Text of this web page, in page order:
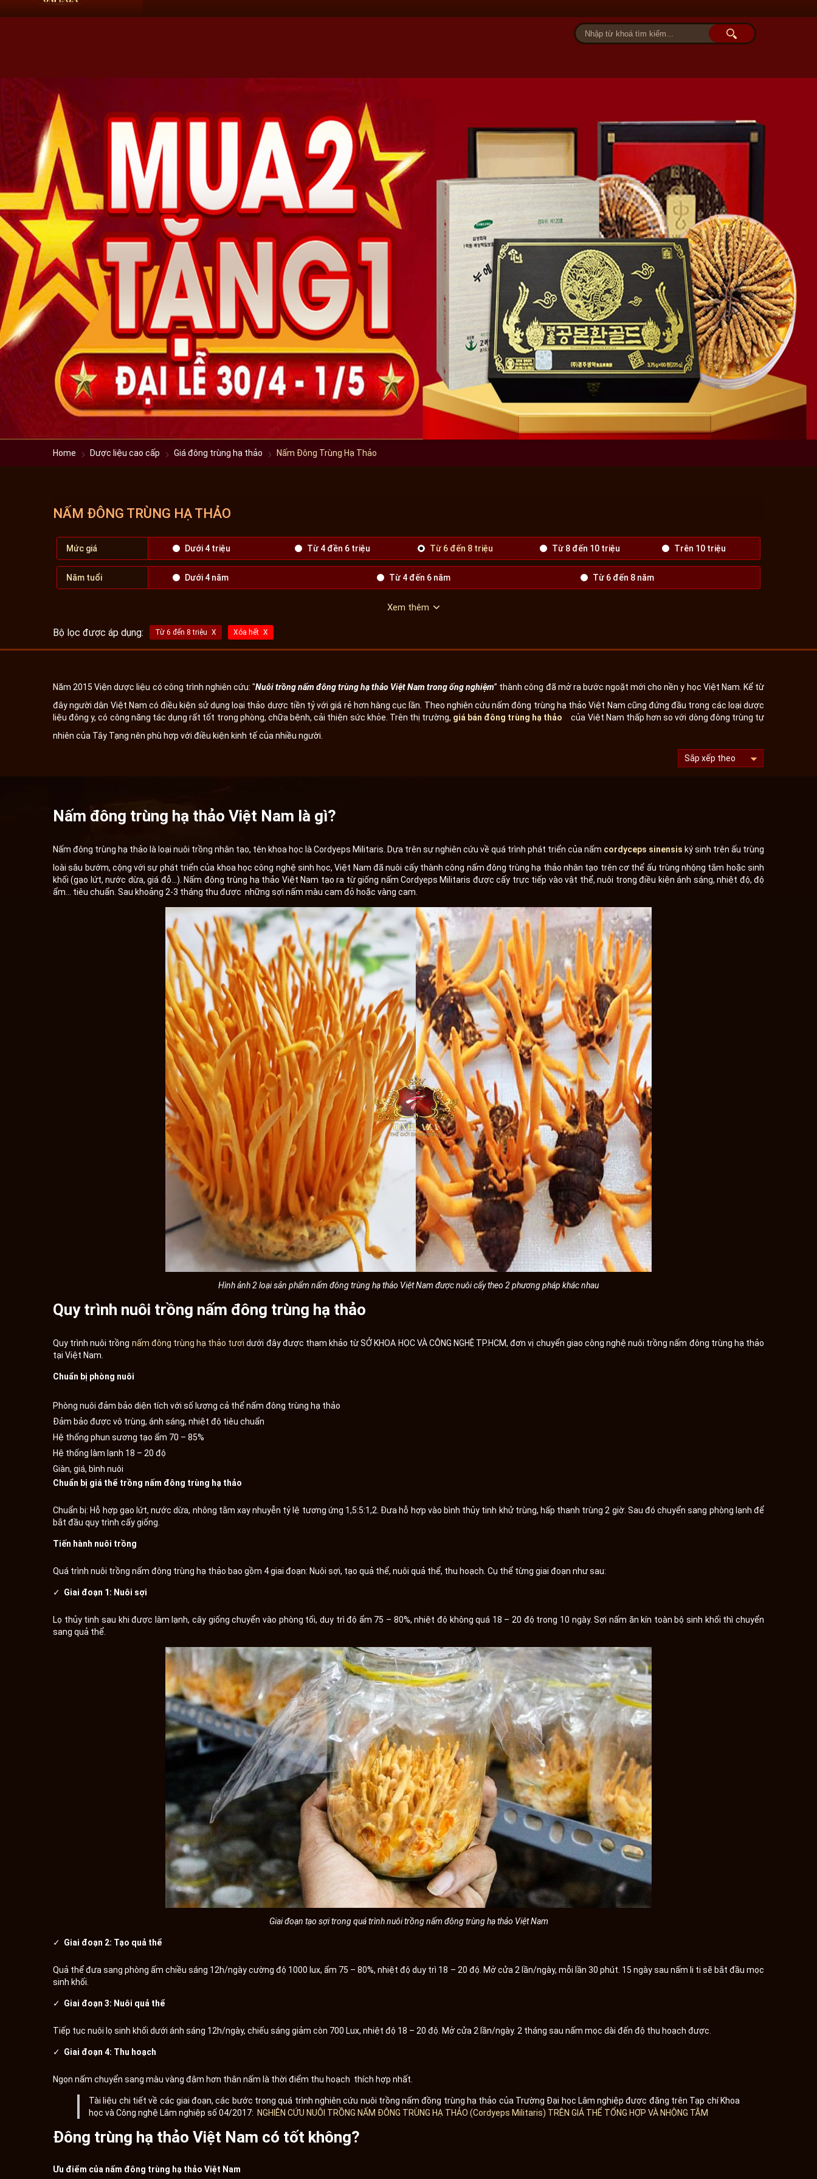
BANNER ĐÔNG TRÙNG PC
Home Dược liệu cao cấp Giá đông trùng hạ thảo Nấm Đông Trùng Hạ Thảo
NẤM ĐÔNG TRÙNG HẠ THẢO
Mức giá Dưới 4 triệu Từ 4 đền 6 triệu Từ 6 đến 8 triệu Từ 8 đến 10 triệu Trên 10 triệu
Năm tuổi Dưới 4 năm Từ 4 đến 6 năm Từ 6 đến 8 năm
Xem thêm
Bộ lọc được áp dụng: Từ 6 đến 8 triệu Xóa hết
Năm 2015 Viện dược liệu có công trình nghiên cứu: "Nuôi trồng nấm đông trùng hạ thảo Việt Nam trong ống nghiệm” thành công đã mở ra bước ngoặt mới cho nền y học Việt Nam. Kể từ
đây người dân Việt Nam có điều kiện sử dụng loại thảo dược tiền tỷ với giá rẻ hơn hàng cục lần. Theo nghiên cứu nấm đông trùng hạ thảo Việt Nam cũng đứng đầu trong các loại dược
liệu đông y, có công năng tác dụng rất tốt trong phòng, chữa bệnh, cải thiện sức khỏe. Trên thị trường, giá bán đông trùng hạ thảo
của Việt Nam thấp hơn so với dòng đông trùng tự
nhiên của Tây Tạng nên phù hợp với điều kiện kinh tế của nhiều người.
Nấm đông trùng hạ thảo Việt Nam là gì?
Nấm đông trùng hạ thảo là loại nuôi trồng nhân tạo, tên khoa học là Cordyeps Militaris. Dựa trên sự nghiên cứu về quá trình phát triển của nấm cordyceps sinensis ký sinh trên ấu trùng
loài sâu bướm, cộng với sự phát triển của khoa học công nghệ sinh học, Việt Nam đã nuôi cấy thành công nấm đông trùng hạ thảo nhân tạo trên cơ thể ấu trùng nhộng tằm hoặc sinh
khối (gạo lứt, nước dừa, giá đỗ...). Nấm đông trùng hạ thảo Việt Nam tạo ra từ giống nấm Cordyeps Militaris được cấy trực tiếp vào vật thể, nuôi trong điều kiện ánh sáng, nhiệt độ, độ
ẩm... tiêu chuẩn. Sau khoảng 2-3 tháng thu được những sợi nấm màu cam đỏ hoặc vàng cam.
Hình ảnh 2 loại sản phẩm nấm đông trùng hạ thảo Việt Nam được nuôi cấy theo 2 phương pháp khác nhau
Quy trình nuôi trồng nấm đông trùng hạ thảo
Quy trình nuôi trồng nấm đông trùng hạ thảo tươi dưới đây được tham khảo từ SỞ KHOA HỌC VÀ CÔNG NGHỆ TP.HCM, đơn vị chuyển giao công nghệ nuôi trồng nấm đông trùng hạ thảo
tại Việt Nam.
Chuẩn bị phòng nuôi
Phòng nuôi đảm bảo diện tích với số lượng cả thể nấm đông trùng hạ thảo
Đảm bảo được vô trùng, ánh sáng, nhiệt độ tiêu chuẩn
Hệ thống phun sương tạo ẩm 70 – 85%
Hệ thống làm lạnh 18 – 20 độ
Giàn, giá, bình nuôi
Chuẩn bị giá thể trồng nấm đông trùng hạ thảo
Chuẩn bị: Hỗ hợp gạo lứt, nước dừa, nhông tằm xay nhuyễn tỷ lệ tương ứng 1,5:5:1,2. Đưa hỗ hợp vào bình thủy tinh khử trùng, hấp thanh trùng 2 giờ. Sau đó chuyển sang phòng lạnh để
bắt đầu quy trình cấy giống.
Tiến hành nuôi trồng
Quá trình nuôi trồng nấm đông trùng hạ thảo bao gồm 4 giai đoạn: Nuôi sợi, tạo quả thể, nuôi quả thể, thu hoạch. Cụ thể từng giai đoạn như sau:
✓ Giai đoạn 1: Nuôi sợi
Lọ thủy tinh sau khi được làm lạnh, cây giống chuyển vào phòng tối, duy trì độ ẩm 75 – 80%, nhiệt độ không quá 18 – 20 độ trong 10 ngày. Sợi nấm ăn kín toàn bộ sinh khối thì chuyển
sang quả thể.
Giai đoạn tạo sợi trong quá trình nuôi trồng nấm đông trùng hạ thảo Việt Nam
✓ Giai đoạn 2: Tạo quả thể
Quả thể đưa sang phòng ấm chiều sáng 12h/ngày cường độ 1000 lux, ẩm 75 – 80%, nhiệt độ duy trì 18 – 20 độ. Mở cửa 2 lần/ngày, mỗi lần 30 phút. 15 ngày sau nấm li ti sẽ bắt đầu mọc
sinh khối.
✓ Giai đoạn 3: Nuôi quả thể
Tiếp tục nuôi lọ sinh khối dưới ánh sáng 12h/ngày, chiếu sáng giảm còn 700 Lux, nhiệt độ 18 – 20 độ. Mở cửa 2 lần/ngày. 2 tháng sau nấm mọc dài đến độ thu hoạch được.
✓ Giai đoạn 4: Thu hoạch
Ngọn nấm chuyển sang màu vàng đậm hơn thân nấm là thời điểm thu hoạch thích hợp nhất.
Tài liệu chi tiết về các giai đoạn, các bước trong quá trình nghiên cứu nuôi trồng nấm đồng trùng hạ thảo của Trường Đại học Lâm nghiệp được đăng trên Tạp chí Khoa
học và Công nghệ Lâm nghiệp số 04/2017: NGHIÊN CỨU NUÔI TRỒNG NẤM ĐÔNG TRÙNG HẠ THẢO (Cordyeps Militaris) TRÊN GIÁ THỂ TỔNG HỢP VÀ NHỘNG TẰM
Đông trùng hạ thảo Việt Nam có tốt không?
Ưu điểm của nấm đông trùng hạ thảo Việt Nam